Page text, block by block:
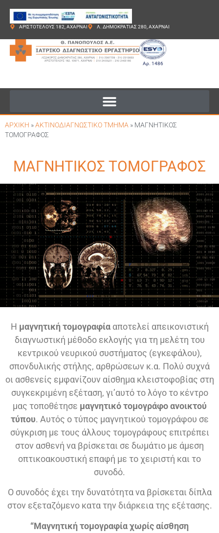
ΑΡΙΣΤΟΤΕΛΟΥΣ 182, ΑΧΑΡΝΑΙ Λ. ΔΗΜΟΚΡΑΤΙΑΣ 280, ΑΧΑΡΝΑΙ
Αρ. 1486
ΑΡΧΙΚΗ »ΑΚΤΙΝΟΔΙΑΓΝΩΣΤΙΚΟ ΤΜΗΜΑ » ΜΑΓΝΗΤΙΚΟΣ
ΤΟΜΟΓΡΑΦΟΣ
ΜΑΓΝΗΤΙΚΟΣ ΤΟΜΟΓΡΑΦΟΣ
Η μαγνητική τομογραφίααποτελεί απεικονιστική
διαγνωστική μέθοδο εκλογής για τη μελέτη του
κεντρικού νευρικού συστήματος (εγκεφάλου),
σπονδυλικής στήλης, αρθρώσεων κ.α. Πολύ συχνά
οι ασθενείς εμφανίζουν αίσθημα κλειστοφοβίας στη
συγκεκριμένη εξέταση, γι’αυτό το λόγο το κέντρο
μας τοποθέτησε μαγνητικό τομογράφο ανοικτού
τύπου. Αυτός ο τύπος μαγνητικού τομογράφου σε
σύγκριση με τους άλλους τομογράφους επιτρέπει
στον ασθενή να βρίσκεται σε δωμάτιο με άμεση
οπτικοακουστική επαφή με το χειριστή και το
συνοδό.
Ο συνοδός έχει την δυνατότητα να βρίσκεται δίπλα
στον εξεταζόμενο κατα την διάρκεια της εξέτασης.
“Μαγνητική τομογραφία χωρίς αίσθηση